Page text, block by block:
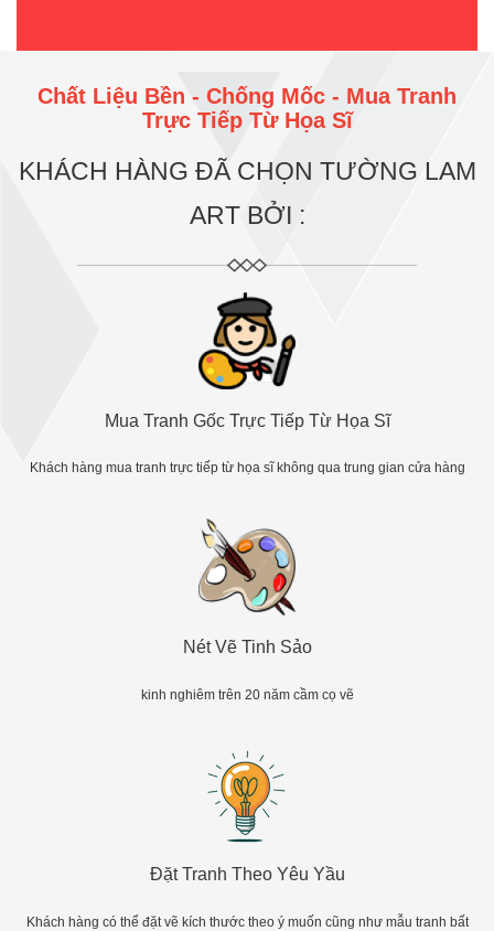
Chất Liệu Bền - Chống Mốc - Mua Tranh
Trực Tiếp Từ Họa Sĩ
KHÁCH HÀNG ĐÃ CHỌN TƯỜNG LAM
ART BỞI :
Mua Tranh Gốc Trực Tiếp Từ Họa Sĩ
Khách hàng mua tranh trực tiếp từ họa sĩ không qua trung gian cửa hàng
Nét Vẽ Tinh Sảo
kinh nghiêm trên 20 năm cầm cọ vẽ
Đặt Tranh Theo Yêu Yầu
Khách hàng có thể đặt vẽ kích thước theo ý muốn cũng như mẫu tranh bất